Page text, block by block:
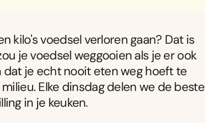
kilo's voedsel verloren gaan? Dat is
je voedsel weggooien als je er ook
dat je echt nooit eten weg hoeft te
Elke dinsdag delen we de beste
in je keuken.